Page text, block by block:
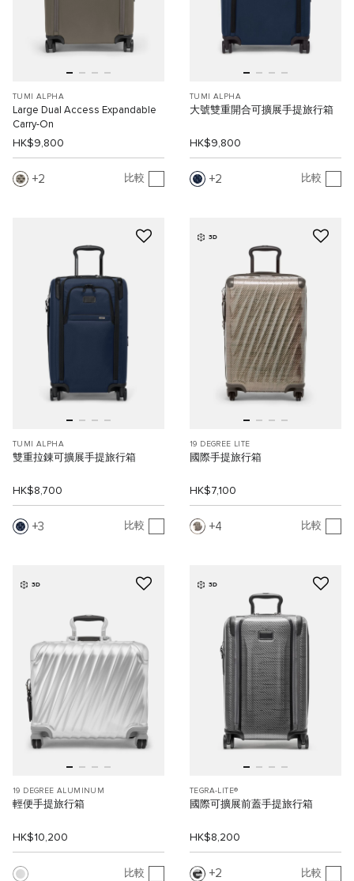
TUMI ALPHA
Large Dual Access Expandable
Carry-On
HK$9,800
2 比較
TUMI ALPHA
大號雙重開合可擴展手提旅行箱
HK$9,800
2 比較
TUMI ALPHA
雙重拉錬可擴展手提旅行箱
HK$8,700
3 比較
3D
19 DEGREE LITE
國際手提旅行箱
HK$7,100
4 比較
3D
19 DEGREE ALUMINUM
輕便手提旅行箱
HK$10,200
比較
3D
TEGRA-LITE®
國際可擴展前蓋手提旅行箱
HK$8,200
2 比較